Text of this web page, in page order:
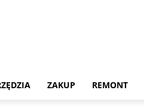
ZAKUP REMONT